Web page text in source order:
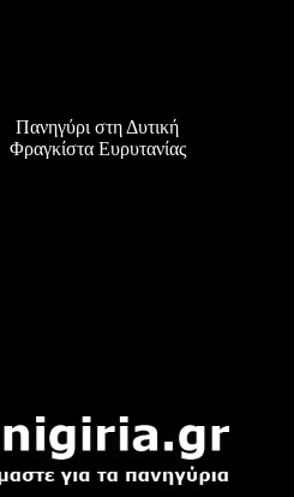
Πανηγύρι στη Δυτική
Φραγκίστα Ευρυτανίας